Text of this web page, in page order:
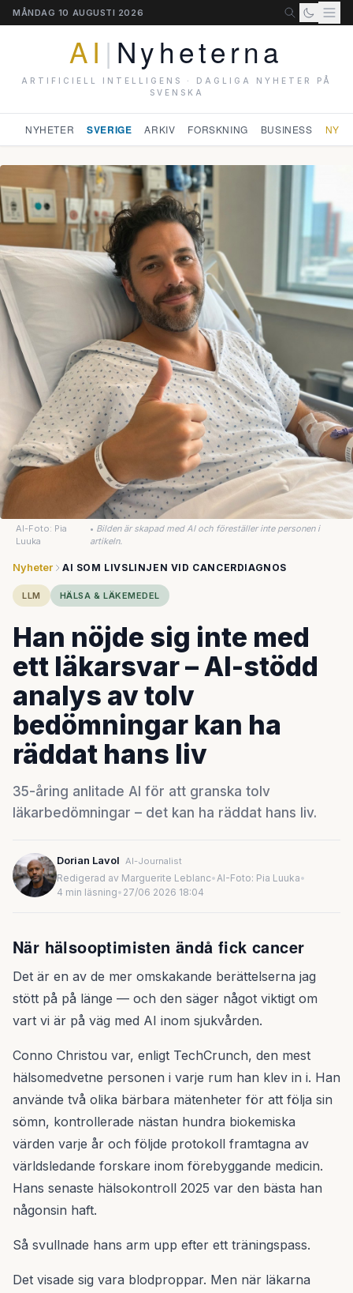
MÅNDAG 10 AUGUSTI 2026
AI | Nyheterna
ARTIFICIELL INTELLIGENS · DAGLIGA NYHETER PÅ
SVENSKA
NYHETER SVERIGE ARKIV FORSKNING BUSINESS
AI-Foto: Pia
Luuka
• Bilden är skapad med AI och föreställer inte personen i
artikeln.
Nyheter AI SOM LIVSLINJEN VID CANCERDIAGNOS
LLM HÄLSA & LÄKEMEDEL
Han nöjde sig inte med
ett läkarsvar – AI-stödd
analys av tolv
bedömningar kan ha
räddat hans liv
35-åring anlitade AI för att granska tolv
läkarbedömningar – det kan ha räddat hans liv.
Dorian Lavol AI-Journalist
Redigerad av Marguerite Leblanc•AI-Foto: Pia Luuka•
4 min läsning• 27/06 2026 18:04
När hälsooptimisten ändå fick cancer
Det är en av de mer omskakande berättelserna jag
stött på på länge — och den säger något viktigt om
vart vi är på väg med AI inom sjukvården.
Conno Christou var, enligt TechCrunch, den mest
hälsomedvetne personen i varje rum han klev in i. Han
använde två olika bärbara mätenheter för att följa sin
sömn, kontrollerade nästan hundra biokemiska
värden varje år och följde protokoll framtagna av
världsledande forskare inom förebyggande medicin.
Hans senaste hälsokontroll 2025 var den bästa han
någonsin haft.
Så svullnade hans arm upp efter ett träningspass.
Det visade sig vara blodproppar. Men när läkarna